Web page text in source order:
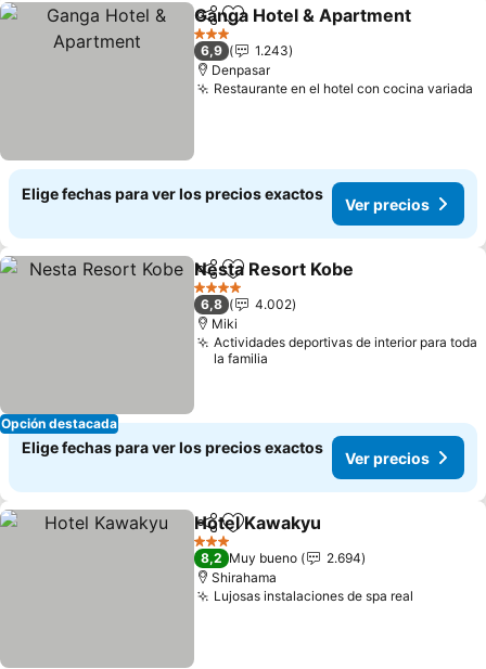
CompartirAgregar a favoritos
Ganga Hotel & Apartment
3 Estrellas
6,9
1.243
Denpasar
Restaurante en el hotel con cocina variada
Elige fechas para ver los precios exactos
Ver precios
Opción destacada
CompartirAgregar a favoritos
Nesta Resort Kobe
4 Estrellas
6,8
4.002
Miki
Actividades deportivas de interior para toda
la familia
Elige fechas para ver los precios exactos
Ver precios
CompartirAgregar a favoritos
Hotel Kawakyu
3 Estrellas
8,2 Muy bueno
2.694
Shirahama
Lujosas instalaciones de spa real